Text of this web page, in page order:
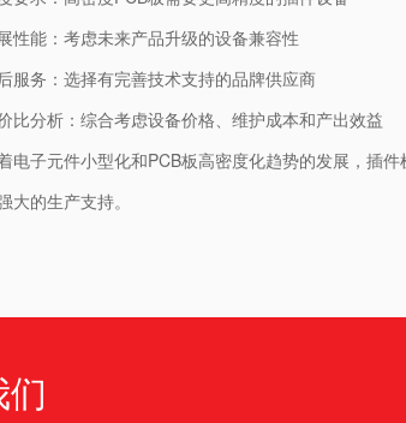
性能：考虑未来产品升级的设备兼容性
服务：选择有完善技术支持的品牌供应商
比分析：综合考虑设备价格、维护成本和产出效益
电子元件小型化和PCB板高密度化趋势的发展，插
大的生产支持。